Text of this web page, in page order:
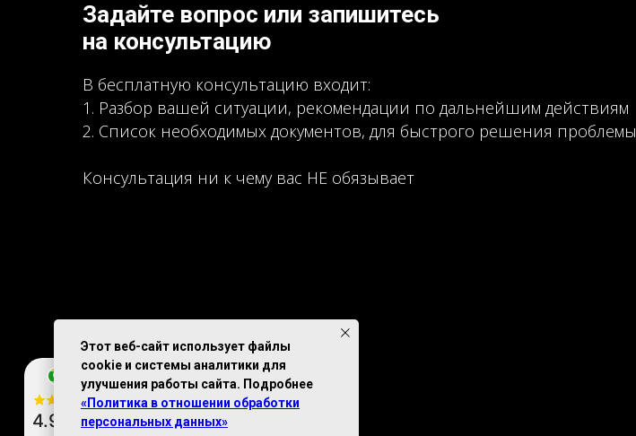
Задайте вопрос или запишитесь
на консультацию
В бесплатную консультацию входит:
1. Разбор вашей ситуации, рекомендации по дальнейшим действиям
2. Список необходимых документов, для быстрого решения проблемы
Консультация ни к чему вас НЕ обязывает
Этот веб-сайт использует файлы
cookie и системы аналитики для
улучшения работы сайта. Подробнее
«Политика в отношении обработки
персональных данных»
4.9 из 5